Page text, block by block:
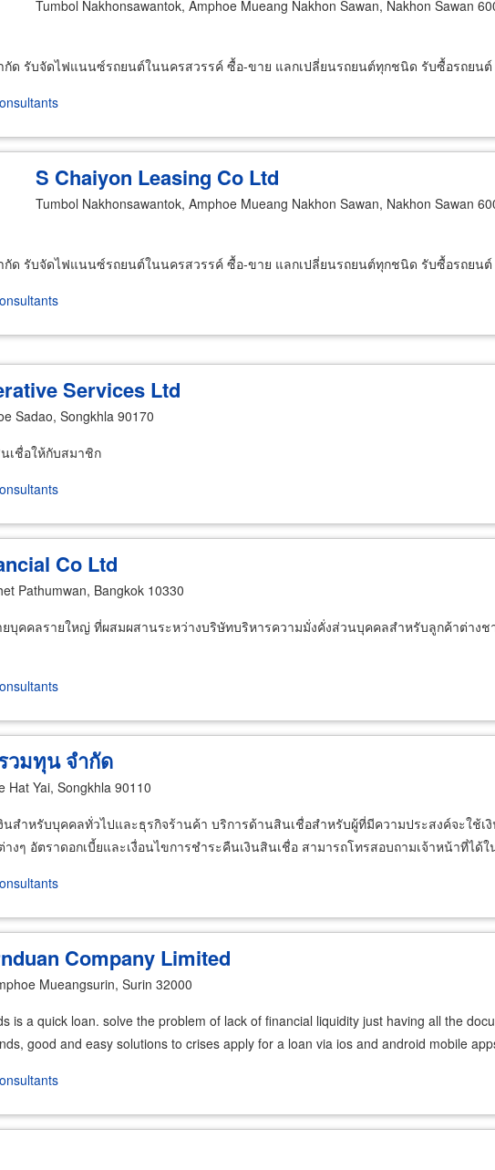
Tumbol Nakhonsawantok, Amphoe Mueang Nakhon Sawan, Nakhon Sawan
ด รับจัดไฟแนนซ์รถยนต์ในนครสวรรค์ ซื้อ-ขาย แลกเปลี่ยนรถยนต์ทุกชนิด รับซื้อรถยน
S Chaiyon Leasing Co Ltd
Tumbol Nakhonsawantok, Amphoe Mueang Nakhon Sawan, Nakhon Sawan
ด รับจัดไฟแนนซ์รถยนต์ในนครสวรรค์ ซื้อ-ขาย แลกเปลี่ยนรถยนต์ทุกชนิด รับซื้อรถยน
Services Ltd
Sadao, Songkhla 90170
เชื่อให้กับสมาชิก
Co Ltd
Pathumwan, Bangkok 10330
ยบุคคลรายใหญ่ ที่ผสมผสานระหว่างบริษัทบริหารความมั่งคั่งส่วนบุคคลสำหรับลูกค้าต่างช
มทุน จำกัด
Hat Yai, Songkhla 90110
นสำหรับบุคคลทั่วไปและธุรกิจร้านค้า บริการด้านสินเชื่อสำหรับผู้ที่มีความประสงค์จะใช้
งๆ อัตราดอกเบี้ยและเงื่อนไขการชำระคืนเงินสินเชื่อ สามารถโทรสอบถามเจ้าหน้าที่ได้
Company Limited
Mueangsurin, Surin 32000
is a quick loan. solve the problem of lack of financial liquidity just having all the
good and easy solutions to crises apply for a loan via ios and android mobile